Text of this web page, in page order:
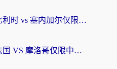
在海外看世界杯比利时 vs 塞内加尔仅限中国大陆？我找到了最流畅的中文解说之路
在国外看世界杯法国 VS 摩洛哥仅限中国大陆？海外党这样看中文解说赛事不卡顿